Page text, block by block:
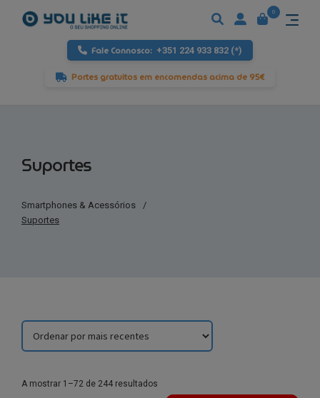
Fale Connosco: +351 224 933 832 (*)
Portes gratuitos em encomendas acima de 95€
0
Suportes
Smartphones & Acessórios
/
Suportes
A mostrar 1–72 de 244 resultados